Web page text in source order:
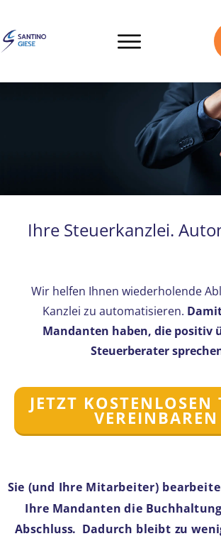
Ihre Steuerkanzlei.
Wir helfen Ihnen wiederholende
Kanzlei zu automatisieren.
Mandanten haben, die positiv
Steuerberater
JETZT KOSTENLOSEN
VEREINBAREN
Sie (und Ihre Mitarbeiter)
Ihre Mandanten die
Abschluss. Dadurch bleibt zu